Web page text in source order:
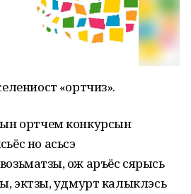
«ортчиз».
ортчем конкурсын
но асьсэ
ож аръёс сярысь
эктӥзы, удмурт калыклэсь